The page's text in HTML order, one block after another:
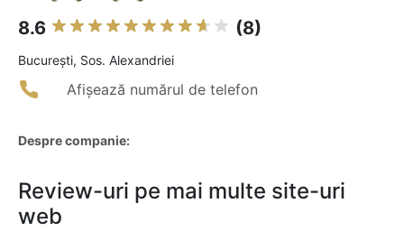
8.6 (8)
Bucureşti, Sos. Alexandriei
Afișează numărul de telefon
Despre companie:
Review-uri pe mai multe site-uri
web